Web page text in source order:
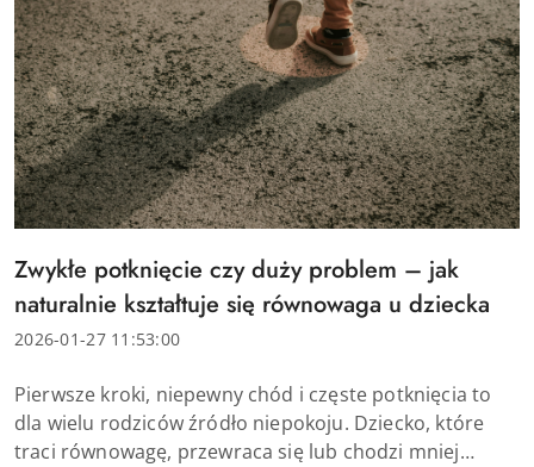
Tytuł
artykułu:
Zwykłe potknięcie czy duży problem – jak
naturalnie kształtuje się równowaga u dziecka
Data
2026-01-27 11:53:00
Treść
artykułu:
Pierwsze kroki, niepewny chód i częste potknięcia to
dla wielu rodziców źródło niepokoju. Dziecko, które
traci równowagę, przewraca się lub chodzi mniej